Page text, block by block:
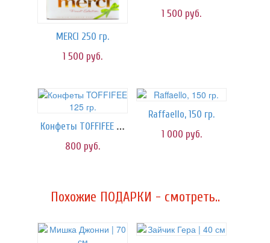
MERCI 250 гр.
1 500 руб.
1 500 руб.
Конфеты TOFFIFEE 125 гр.
800 руб.
Raffaello, 150 гр.
1 000 руб.
Похожие ПОДАРКИ - смотреть..